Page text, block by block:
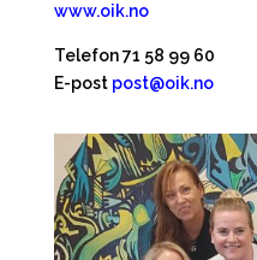
www.oik.no
Telefon 71 58 99 60
E-post post@oik.no